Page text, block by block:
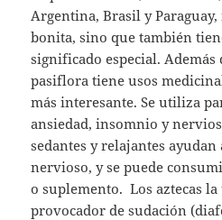
Argentina, Brasil y
bonita, sino que también
significado especial. Además
pasiflora tiene usos
más interesante. Se utiliza
ansiedad, insomnio y
sedantes y relajantes ayudan
nervioso, y se puede
o suplemento. Los aztecas la
provocador de sudación